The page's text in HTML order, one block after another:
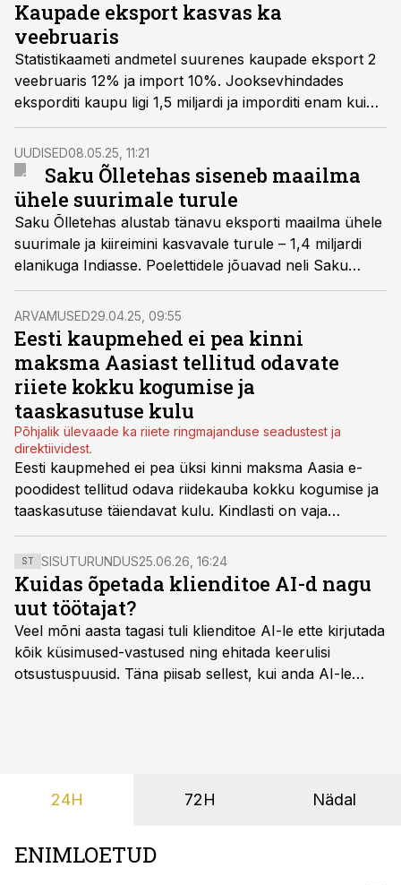
Kaupade eksport kasvas ka
veebruaris
Statistikaameti andmetel suurenes kaupade eksport 2
veebruaris 12% ja import 10%. Jooksevhindades
eksporditi kaupu ligi 1,5 miljardi ja imporditi enam kui
1,7 miljardi euro eest. Kaubavahetuse puudujääk oli
264 miljonit eurot, mis on 5 miljonit eurot enam kui
aasta varem.
UUDISED08.05.25, 11:21
Saku Õlletehas siseneb maailma
ühele suurimale turule
Saku Õlletehas alustab tänavu eksporti maailma ühele
suurimale ja kiireimini kasvavale turule – 1,4 miljardi
elanikuga Indiasse. Poelettidele jõuavad neli Saku
tuntud toodet: Saku Originaal, Saku Kuld, Rock IPA ja
Saku On Ice. Esimesed saadetised peaksid India
suurlinnade poodidesse jõudma juuli teises pooles.
ARVAMUSED29.04.25, 09:55
Eesti kaupmehed ei pea kinni
maksma Aasiast tellitud odavate
riiete kokku kogumise ja
taaskasutuse kulu
Põhjalik ülevaade ka riiete ringmajanduse seadustest ja
direktiividest.
Eesti kaupmehed ei pea üksi kinni maksma Aasia e-
poodidest tellitud odava riidekauba kokku kogumise ja
taaskasutuse täiendavat kulu. Kindlasti on vaja
lahendust kolmandatest riikidest pärit madala
kvaliteediga ja lühikese elueaga, kuid väga suure
jalajäljega riidekauba taaskasutussüsteemiks.
ST SISUTURUNDUS25.06.26, 16:24
Kuidas õpetada klienditoe AI-d nagu
uut töötajat?
Veel mõni aasta tagasi tuli klienditoe AI-le ette kirjutada
kõik küsimused-vastused ning ehitada keerulisi
otsustuspuusid. Täna piisab sellest, kui anda AI-le
24H 72H Nädal
ENIMLOETUD